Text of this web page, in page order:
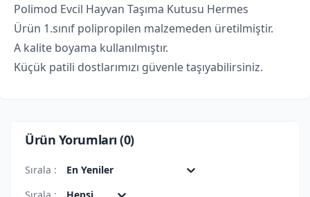
Polimod Evcil Hayvan Taşıma Kutusu Hermes
Ürün 1.sınıf polipropilen malzemeden üretilmiştir.
A kalite boyama kullanılmıştır.
Küçük patili dostlarımızı güvenle taşıyabilirsiniz.
Ürün Yorumları (0)
Sırala :
En Yeniler